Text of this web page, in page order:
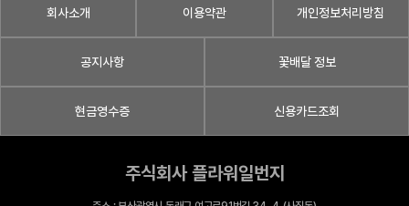
회사소개 이용약관 개인정보처리방침
공지사항 꽃배달 정보
현금영수증 신용카드조회
주식회사 플라워일번지